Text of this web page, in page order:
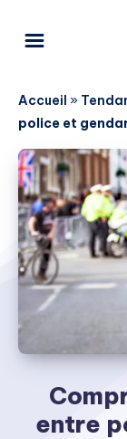
Accueil »
police et
entre